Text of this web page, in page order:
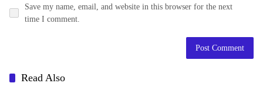
Save my name, email, and website in this browser for the next
time I comment.
Read Also